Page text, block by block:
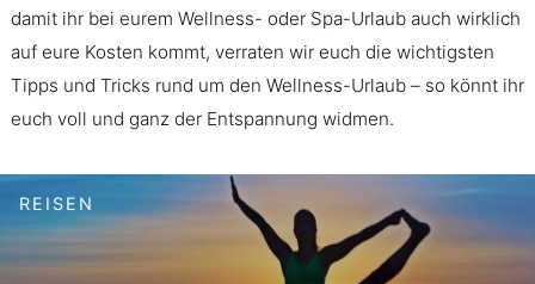
damit ihr bei eurem Wellness- oder Spa-Urlaub auch wirklich
auf eure Kosten kommt, verraten wir euch die wichtigsten
Tipps und Tricks rund um den Wellness-Urlaub – so könnt ihr
euch voll und ganz der Entspannung widmen.
REISEN